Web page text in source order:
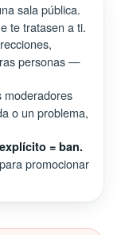
sala pública.
te tratasen a ti.
personas —
moderadores
o un problema,
= ban.
promocionar